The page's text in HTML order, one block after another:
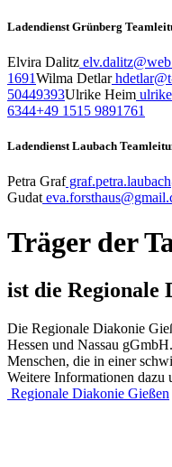
Ladendienst Grünberg
Elvira Dalitz
1691Wilma Detlar
50449393Ulrike Heim
6344+49 1515 9891761
Ladendienst Laubach
Petra Graf
Gudat
Träger der
ist die Regionale
Die Regionale Diakonie
Hessen und Nassau
Menschen, die in einer
Weitere Informationen dazu
Regionale Diakonie Gießen